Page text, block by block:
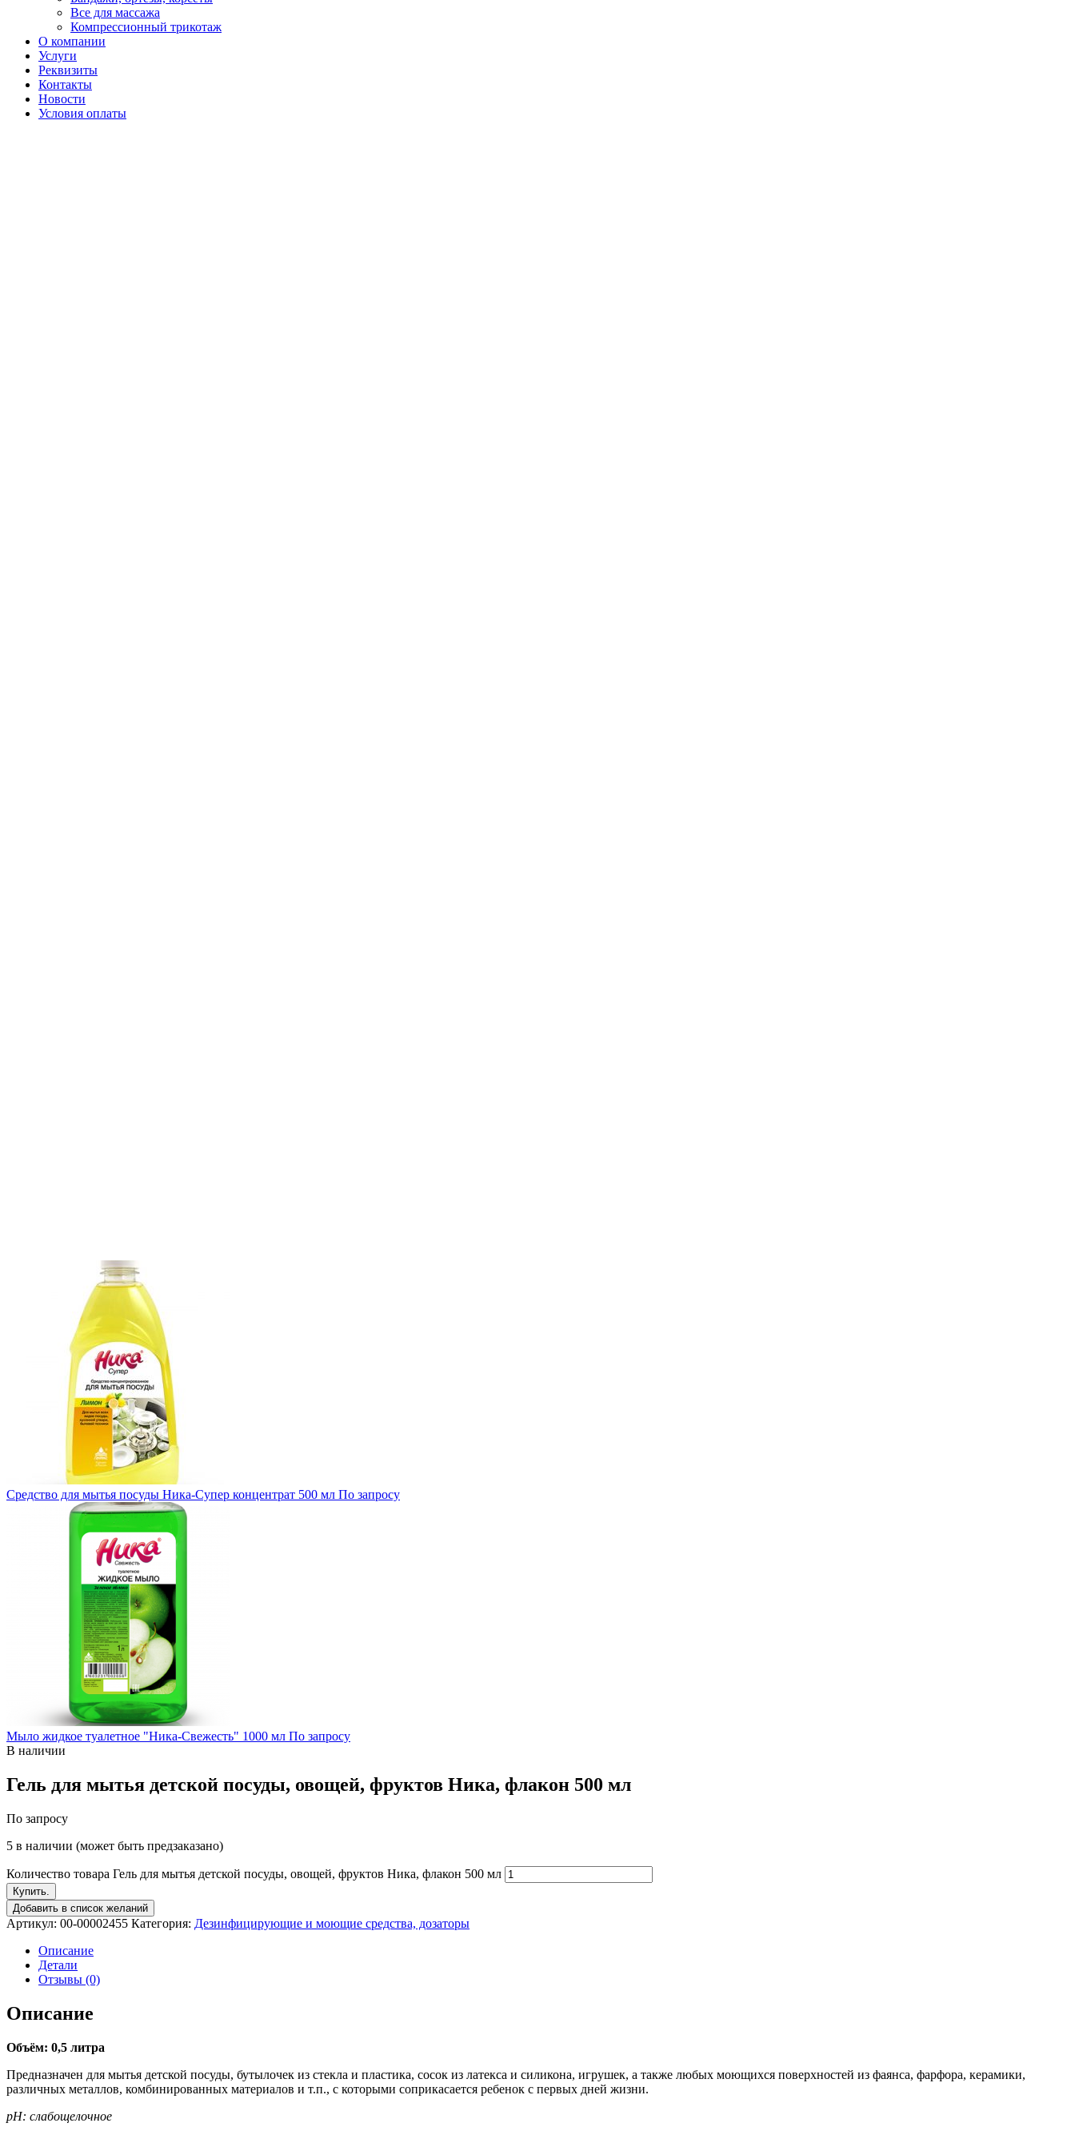
Все для массажа
Компрессионный трикотаж
О компании
Услуги
Реквизиты
Контакты
Новости
Условия оплаты
Средство для мытья посуды Ника-Супер концентрат 500 мл По запросу
Мыло жидкое туалетное "Ника-Свежесть" 1000 мл По запросу
В наличии
Гель для мытья детской посуды, овощей, фруктов Ника, флакон 500 мл
По запросу
5 в наличии (может быть предзаказано)
Количество товара Гель для мытья детской посуды, овощей, фруктов Ника, флакон 500 мл
Купить.
Добавить в список желаний
Артикул: 00-00002455 Категория: Дезинфицирующие и моющие средства, дозаторы
Описание
Детали
Отзывы (0)
Описание
Объём: 0,5 литра
Предназначен для мытья детской посуды, бутылочек из стекла и пластика, сосок из латекса и силикона, игрушек, а также любых моющихся поверхностей из фаянса, фарфора, керамики,
различных металлов, комбинированных материалов и т.п., с которыми соприкасается ребенок с первых дней жизни.
pH: слабощелочное